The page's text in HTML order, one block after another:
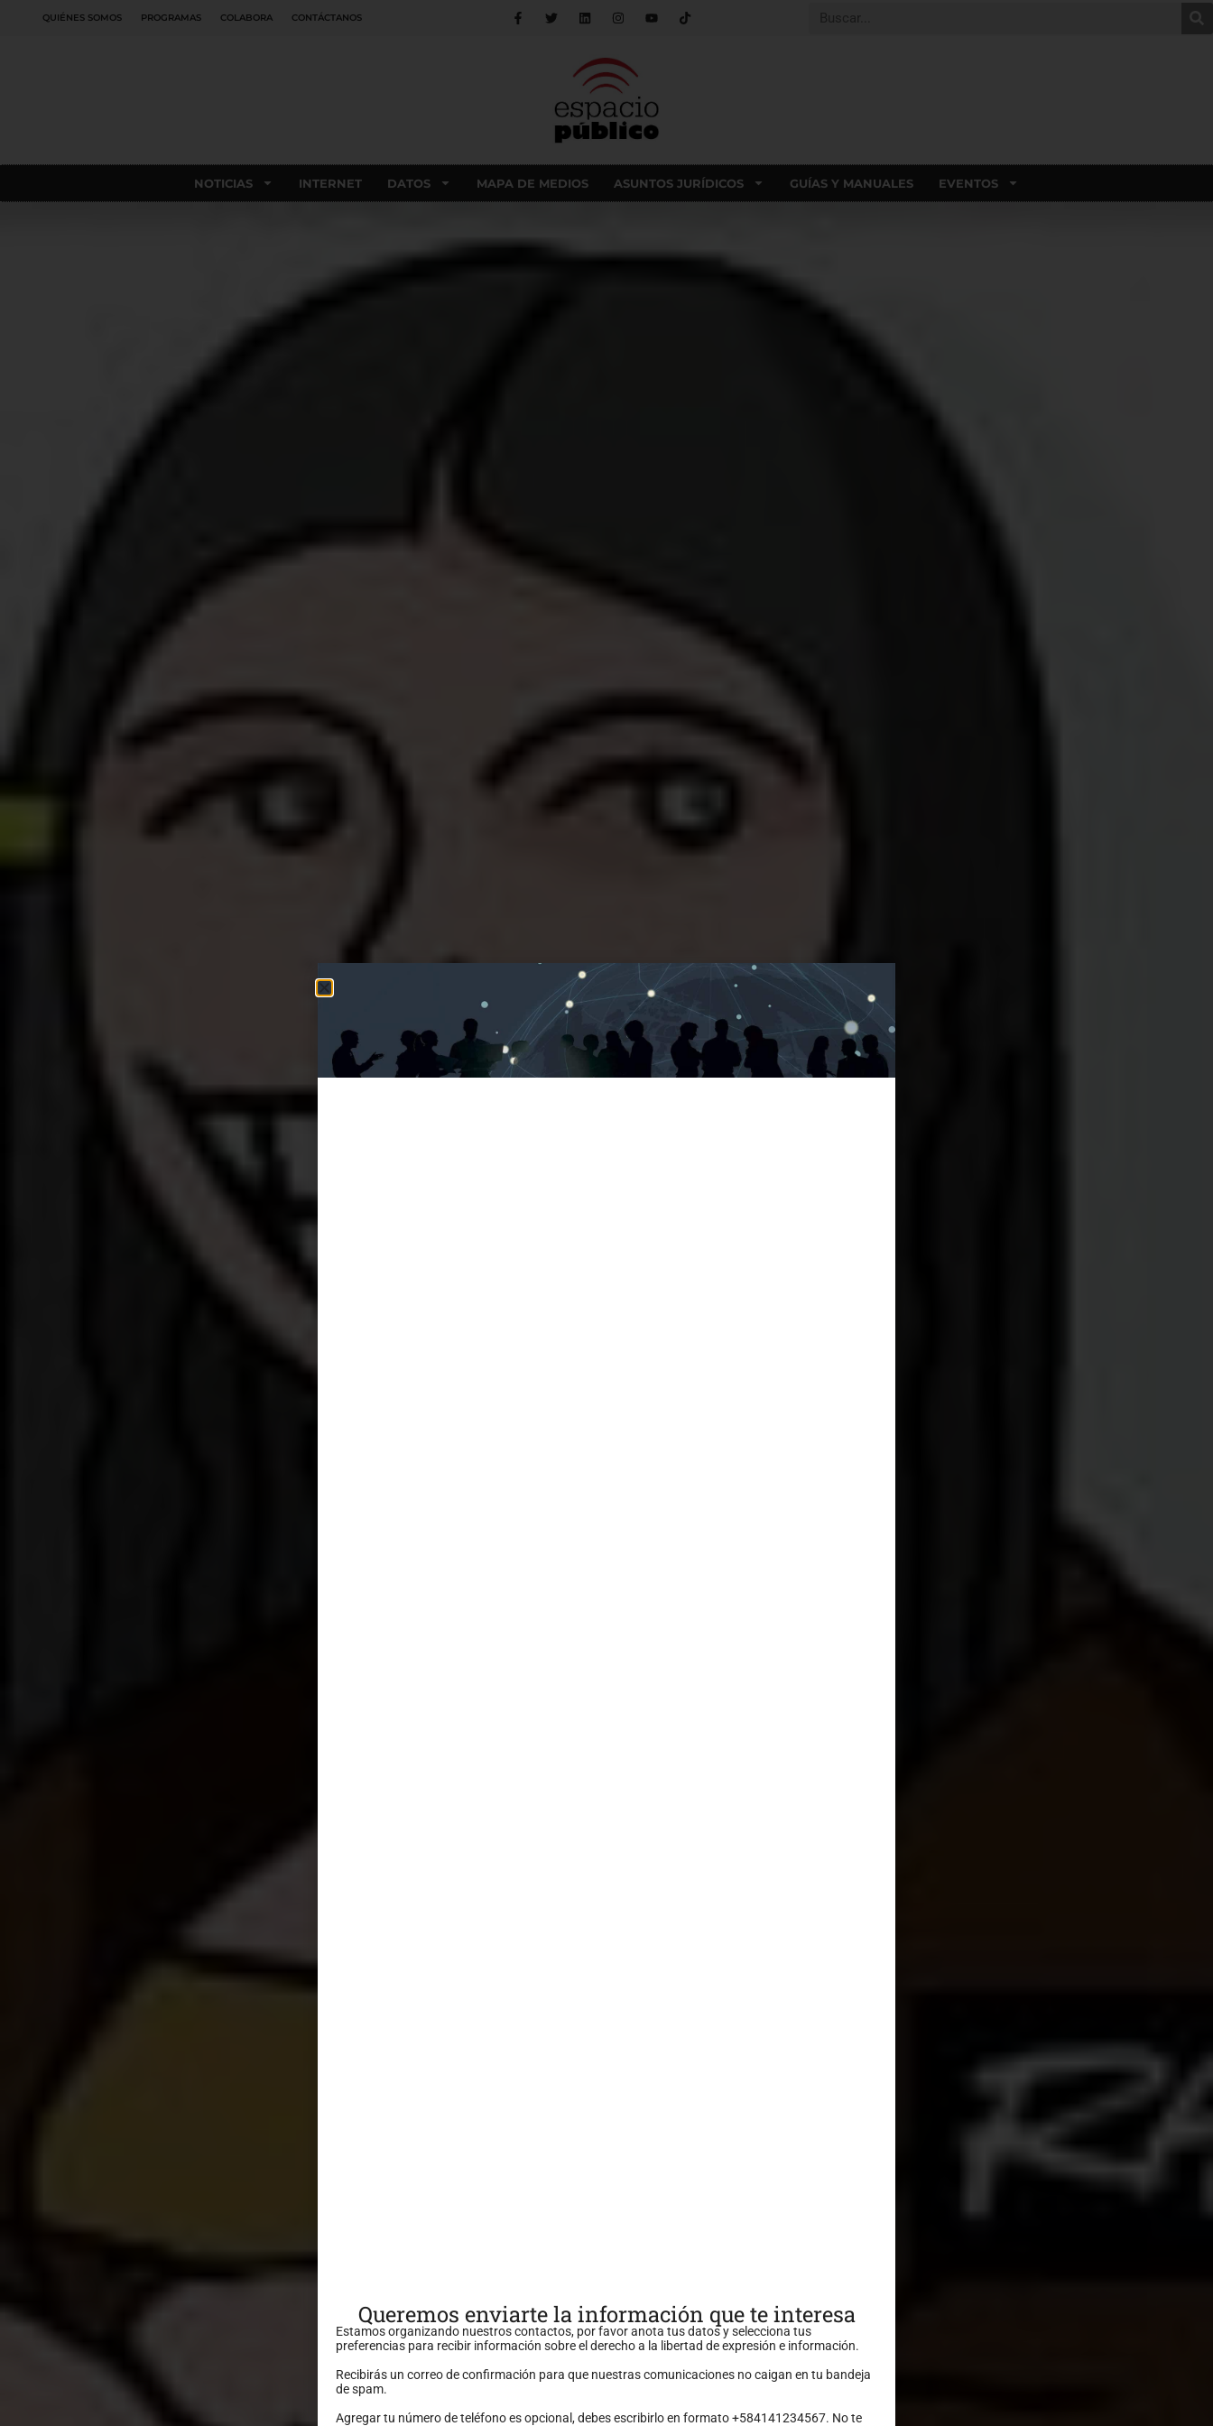
QUIÉNES SOMOS PROGRAMAS COLABORA CONTÁCTANOS
NOTICIAS INTERNET DATOS MAPA DE MEDIOS ASUNTOS JURÍDICOS GUÍAS Y MANUALES EVENTOS
Queremos enviarte la información que te interesa
Estamos organizando nuestros contactos, por favor anota tus datos y selecciona tus
preferencias para recibir información sobre el derecho a la libertad de expresión e información.
Recibirás un correo de confirmación para que nuestras comunicaciones no caigan en tu bandeja
de spam.
Agregar tu número de teléfono es opcional, debes escribirlo en formato +584141234567. No te